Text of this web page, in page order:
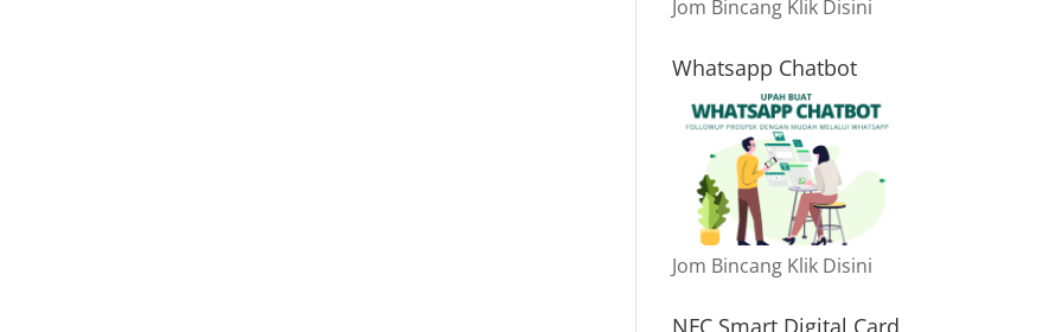
Jom Bincang Klik Disini
Whatsapp Chatbot
Jom Bincang Klik Disini
NFC Smart Digital Card